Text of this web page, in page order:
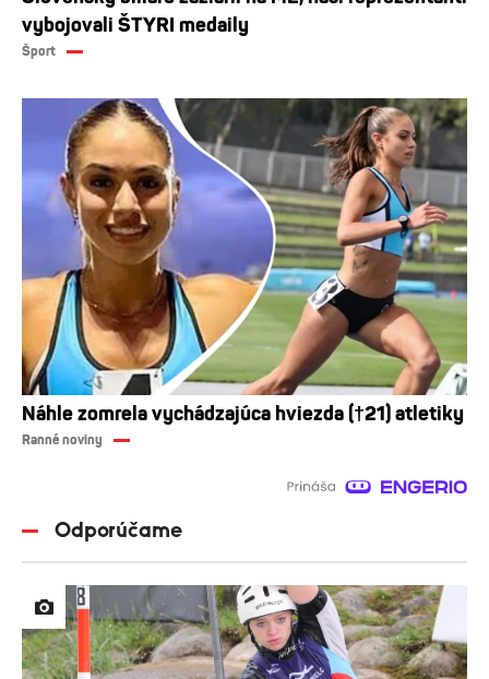
vybojovali ŠTYRI medaily
Šport
Náhle zomrela vychádzajúca hviezda (†21) atletiky
Ranné noviny
Odporúčame